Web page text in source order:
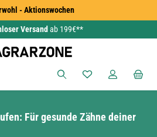
- Aktionswochen
Versand ab 199€**
Du hast 0
Für gesunde Zähne deiner